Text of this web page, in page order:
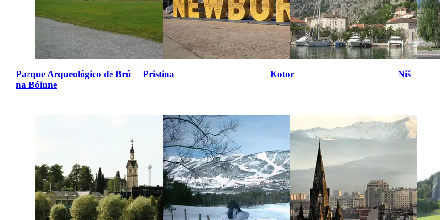
Parque Arqueológico de Brú
na Bóinne
Pristina Kotor Niš